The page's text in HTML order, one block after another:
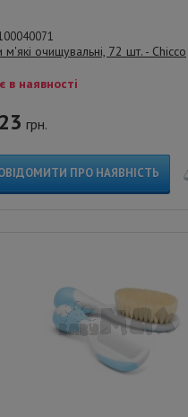
м'які очищувальні, 72 шт. - Chicco
в наявності
грн.
ПРО НАЯВНІСТЬ